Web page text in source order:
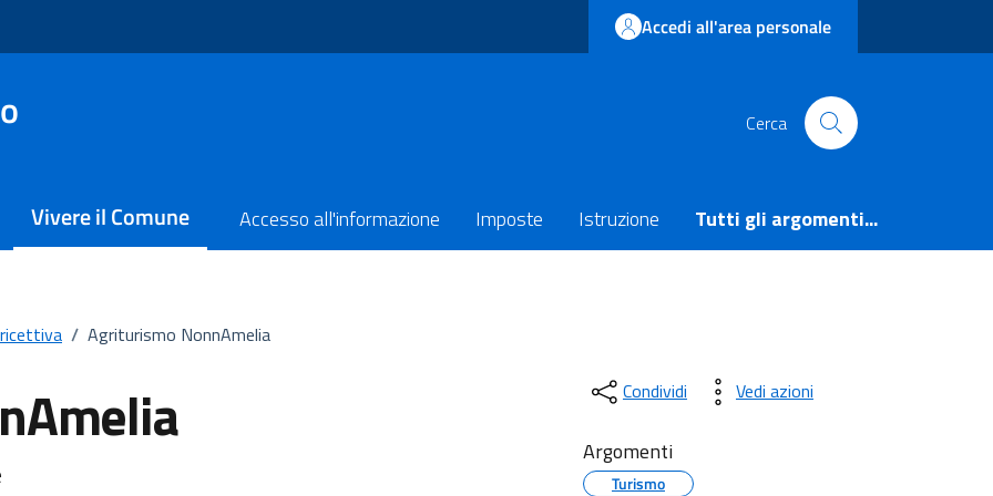
Accedi all'area personale
Cerca
Vivere il Comune Accesso all'informazione Imposte Istruzione Tutti gli argomenti...
/ Agriturismo NonnAmelia
Condividi Vedi azioni
Argomenti
Turismo